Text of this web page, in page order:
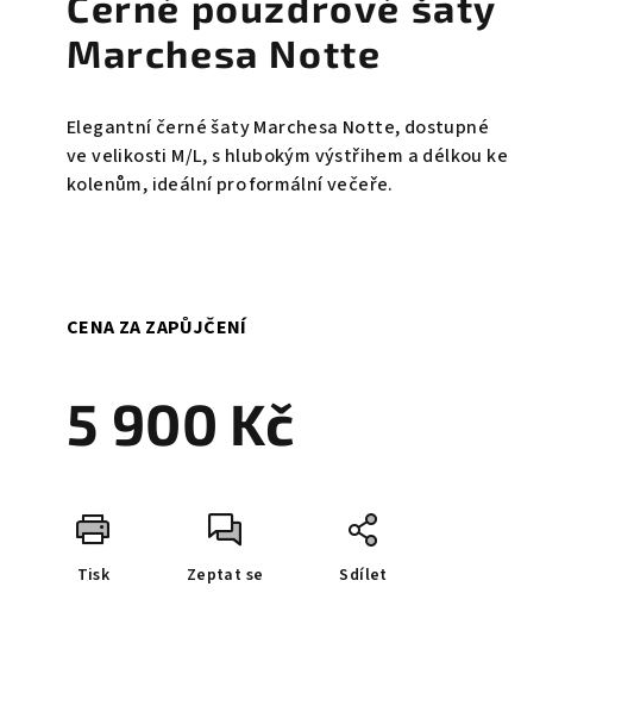
Marchesa Notte
Elegantní černé šaty Marchesa Notte, dostupné
ve velikosti M/L, s hlubokým výstřihem a délkou ke
kolenům, ideální pro formální večeře.
5 900 Kč
CENA ZA ZAPŮJČENÍ
Tisk Zeptat se Sdílet